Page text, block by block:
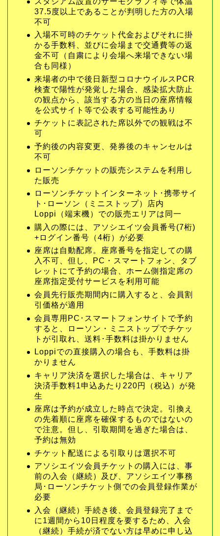
37.5度以上であることが判明した方の入場
不可
入場不可時のチケット代金およびそれに掛
かる手数料、並びに会場まで交通費等の返
金不可（自粛により会場へ来場できない場
合も同様）
来場者の中で後日新型コロナウイルスPCR
検査で陽性が発覚した場合、感染拡大防止
の観点から、該当する方の当日の座席情報
を公式サイト等で公表する可能性あり
チケットに表記された席以外での観戦は不
可
予約後の内容変更、発券後のキャンセルは
不可
ローソンチケットの販売システムを利用し
た販売
ローソンチケットインターネット･携帯サイ
ト･ローソン（ミニストップ）店内
Loppi（端末機）での販売エリアは同一
購入の際には、アソシエイツ会員番号(7桁)
+ログイン番号（4桁）が必要
座席は自動配席。座席番号を指定しての購
入不可、但し、PC・スマートフォン、タブ
レットにて予約の場合、ホーム側指定席の
座席指定受付サービスを利用可能
会員先行販売期間内に購入すると、会員割
引価格が適用
会員専用PC･スマートフォンサイトで予約
すると、ローソン・ミニストップでチケッ
トが引取れ、送料･手数料は掛かりません
Loppiでの直接購入の場合も、手数料は掛
かりません
キャリア決済を選択した場合は、キャリア
決済手数料1申込あたり220円（税込）が発
生
座席は予約が成立した時点で決定。引換え
の先着順に座席を確保するものではないの
で注意。但し、引取期間を過ぎた場合は、
予約は無効
チケット配送による引取りは選択不可
アソシエイツ会員チケットの購入には、事
前の入会（継続）及び、アソシエイツ事務
局･ローソンチケット側での会員登録作業が
必要
入会（継続）手続き後、会員登録完了まで
に1週間から10日程度を要するため、入会
（継続）手続が済でない方は早めに申し込